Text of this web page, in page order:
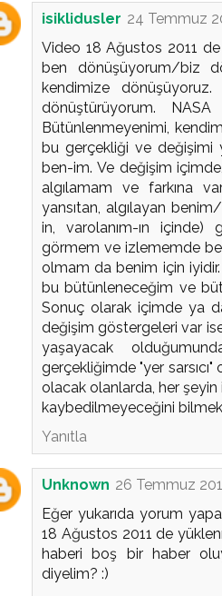
isiklidusler 24 Temmuz
Video 18 Ağustos 2011
ben dönüşüyorum/biz
kendimize
dönüştürüyorum.
Bütünlenmeyenimi,
bu gerçekliği ve
ben-im. Ve değişim
algılamam ve farkına
yansıtan, algılayan
in, varolanım-ın içinde)
görmem ve izlememde
olmam da benim için
bu bütünleneceğim ve
Sonuç olarak içimde ya
değişim göstergeleri var
yaşayacak
gerçekliğimde "yer
olacak olanlarda, her
kaybedilmeyeceğini
Yanıtla
Unknown 26 Temmuz
Eğer yukarıda yorum
18 Ağustos 2011 de
haberi boş bir haber
diyelim? :)